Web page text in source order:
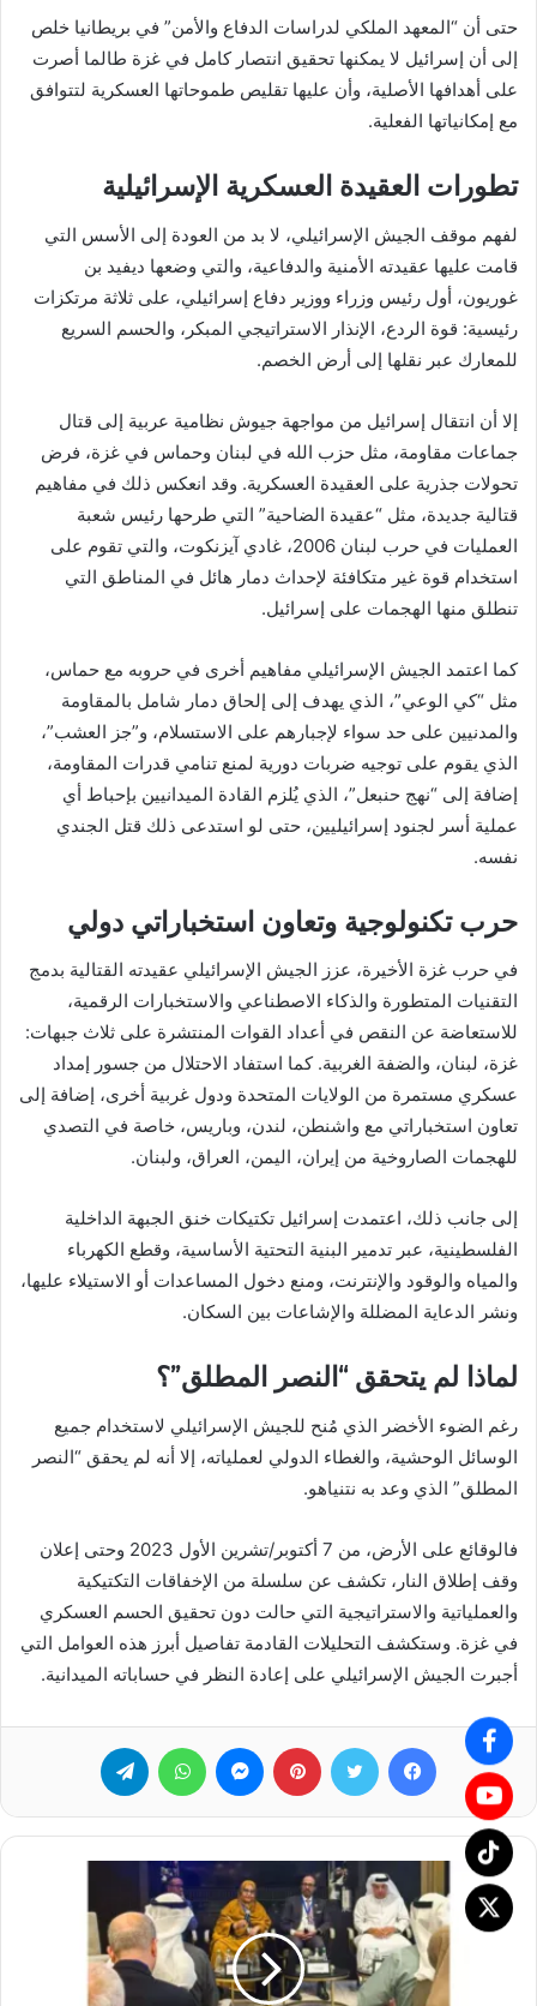
حتى أن “المعهد الملكي لدراسات الدفاع والأمن” في بريطانيا خلص
إلى أن إسرائيل لا يمكنها تحقيق انتصار كامل في غزة طالما أصرت
على أهدافها الأصلية، وأن عليها تقليص طموحاتها العسكرية لتتوافق
مع إمكانياتها الفعلية.
تطورات العقيدة العسكرية الإسرائيلية
لفهم موقف الجيش الإسرائيلي، لا بد من العودة إلى الأسس التي
قامت عليها عقيدته الأمنية والدفاعية، والتي وضعها ديفيد بن
غوريون، أول رئيس وزراء ووزير دفاع إسرائيلي، على ثلاثة مرتكزات
رئيسية: قوة الردع، الإنذار الاستراتيجي المبكر، والحسم السريع
للمعارك عبر نقلها إلى أرض الخصم.
إلا أن انتقال إسرائيل من مواجهة جيوش نظامية عربية إلى قتال
جماعات مقاومة، مثل حزب الله في لبنان وحماس في غزة، فرض
تحولات جذرية على العقيدة العسكرية. وقد انعكس ذلك في مفاهيم
قتالية جديدة، مثل “عقيدة الضاحية” التي طرحها رئيس شعبة
العمليات في حرب لبنان 2006، غادي آيزنكوت، والتي تقوم على
استخدام قوة غير متكافئة لإحداث دمار هائل في المناطق التي
تنطلق منها الهجمات على إسرائيل.
كما اعتمد الجيش الإسرائيلي مفاهيم أخرى في حروبه مع حماس،
مثل “كي الوعي”، الذي يهدف إلى إلحاق دمار شامل بالمقاومة
والمدنيين على حد سواء لإجبارهم على الاستسلام، و”جز العشب”،
الذي يقوم على توجيه ضربات دورية لمنع تنامي قدرات المقاومة،
إضافة إلى “نهج حنبعل”، الذي يُلزم القادة الميدانيين بإحباط أي
عملية أسر لجنود إسرائيليين، حتى لو استدعى ذلك قتل الجندي
نفسه.
حرب تكنولوجية وتعاون استخباراتي دولي
في حرب غزة الأخيرة، عزز الجيش الإسرائيلي عقيدته القتالية بدمج
التقنيات المتطورة والذكاء الاصطناعي والاستخبارات الرقمية،
للاستعاضة عن النقص في أعداد القوات المنتشرة على ثلاث جبهات:
غزة، لبنان، والضفة الغربية. كما استفاد الاحتلال من جسور إمداد
عسكري مستمرة من الولايات المتحدة ودول غربية أخرى، إضافة إلى
تعاون استخباراتي مع واشنطن، لندن، وباريس، خاصة في التصدي
للهجمات الصاروخية من إيران، اليمن، العراق، ولبنان.
إلى جانب ذلك، اعتمدت إسرائيل تكتيكات خنق الجبهة الداخلية
الفلسطينية، عبر تدمير البنية التحتية الأساسية، وقطع الكهرباء
والمياه والوقود والإنترنت، ومنع دخول المساعدات أو الاستيلاء عليها،
ونشر الدعاية المضللة والإشاعات بين السكان.
لماذا لم يتحقق “النصر المطلق”؟
رغم الضوء الأخضر الذي مُنح للجيش الإسرائيلي لاستخدام جميع
الوسائل الوحشية، والغطاء الدولي لعملياته، إلا أنه لم يحقق “النصر
المطلق” الذي وعد به نتنياهو.
فالوقائع على الأرض، من 7 أكتوبر/تشرين الأول 2023 وحتى إعلان
وقف إطلاق النار، تكشف عن سلسلة من الإخفاقات التكتيكية
والعملياتية والاستراتيجية التي حالت دون تحقيق الحسم العسكري
في غزة. وستكشف التحليلات القادمة تفاصيل أبرز هذه العوامل التي
أجبرت الجيش الإسرائيلي على إعادة النظر في حساباته الميدانية.
فيسبوك تويتر بينتيريست ماسنجر واتساب